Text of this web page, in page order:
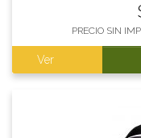
PRECIO SIN
Ver